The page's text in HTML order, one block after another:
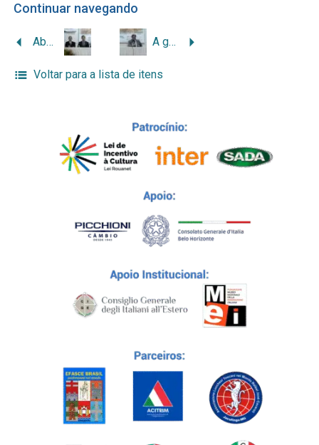
Continuar navegando
Abertura oficial do II Seminário da Imigração Italiana em Minas Gerais A grande emigração: o êxodo dos italianos do Vêneto para o Brasil
Voltar para a lista de itens